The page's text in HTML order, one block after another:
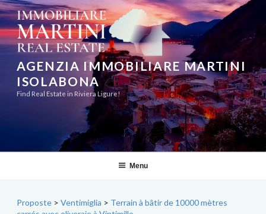
Aller
au
contenu
principal
AGENZIA IMMOBILIARE MARTINI
ISOLABONA
Find Real Estate in Riviera Ligure!
Menu
Proposte > Ventimiglia > Terrain à bâtir de 10000 mètres